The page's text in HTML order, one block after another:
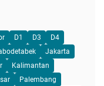
D1 D3
D4
Jakarta
Kalimantan
Palembang